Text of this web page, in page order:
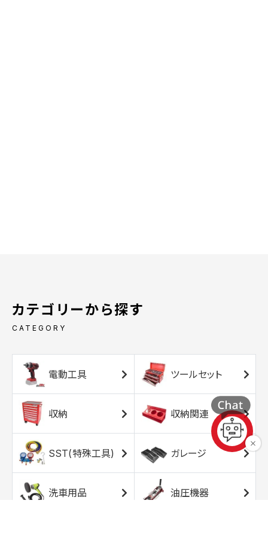
カテゴリーから探す
CATEGORY
電動工具 ツールセット
収納 収納関連
SST(特殊工具) ガレージ
洗車用品 油圧機器